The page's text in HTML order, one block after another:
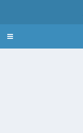
Bulmaca